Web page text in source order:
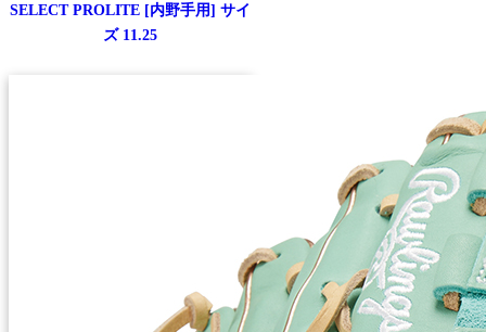
SELECT PROLITE [内野手用] サイ
ズ 11.25